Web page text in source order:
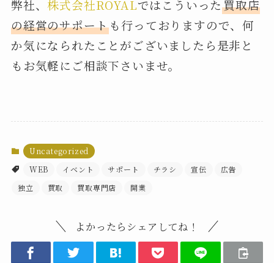
弊社、株式会社ROYALではこういった買取店
の経営のサポート も行っておりますので、何
か気になられたことがございましたら是非と
もお気軽にご相談下さいませ。
Uncategorized
WEB
イベント サポート チラシ 宣伝
広告
独立
買取 買取専門店 開業
よかったらシェアしてね！